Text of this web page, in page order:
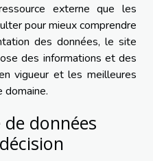
externe que les
pour mieux comprendre
des données, le site
des informations et des
vigueur et les meilleures
domaine.
de données